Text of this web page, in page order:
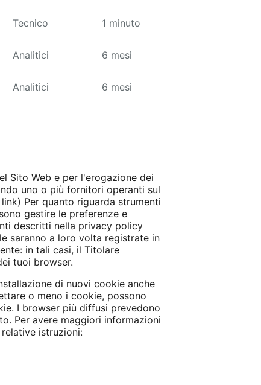
Tecnico 1 minuto
Analitici 6 mesi
Analitici 6 mesi
Sito Web e per l'erogazione dei
uno o più fornitori operanti sul
Per quanto riguarda strumenti
gestire le preferenze e
descritti nella privacy policy
saranno a loro volta registrate in
in tali casi, il Titolare
tuoi browser.
di nuovi cookie anche
o meno i cookie, possono
I browser più diffusi prevedono
Per avere maggiori informazioni
istruzioni: